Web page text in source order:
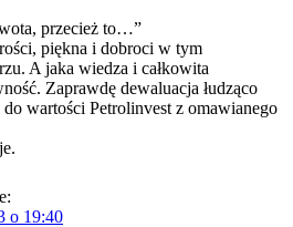
przecież to…”
piękna i dobroci w tym
A jaka wiedza i całkowita
Zaprawdę dewaluacja łudząco
do wartości Petrolinvest z omawianego
o 19:40